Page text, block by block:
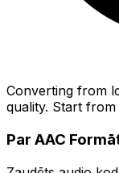
Converting from
quality. Start
Par AAC